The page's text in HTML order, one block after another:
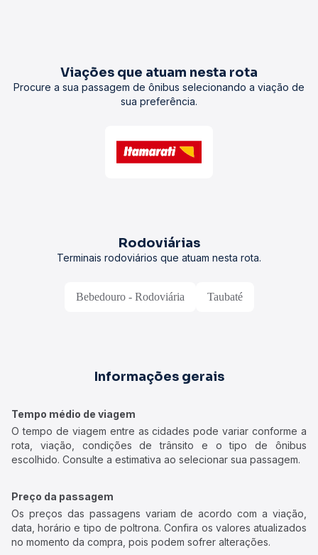
Viações que atuam nesta rota
Procure a sua passagem de ônibus selecionando a viação de
sua preferência.
Rodoviárias
Terminais rodoviários que atuam nesta rota.
Bebedouro - Rodoviária Taubaté
Informações gerais
Tempo médio de viagem
O tempo de viagem entre as cidades pode variar conforme a
rota, viação, condições de trânsito e o tipo de ônibus
escolhido. Consulte a estimativa ao selecionar sua passagem.
Preço da passagem
Os preços das passagens variam de acordo com a viação,
data, horário e tipo de poltrona. Confira os valores atualizados
no momento da compra, pois podem sofrer alterações.